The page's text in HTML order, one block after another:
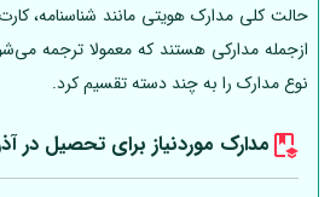
حالت کلی مدارک هویتی مانند شناسنامه،
ازجمله مدارکی هستند که معمولا ترجمه
نوع مدارک را به چند دسته تقسیم کرد.
مدارک موردنیاز برای تحصیل در